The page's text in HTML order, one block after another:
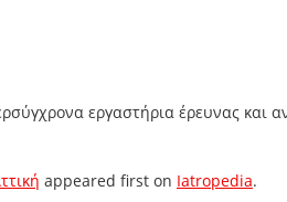
εργαστήρια έρευνας και
appeared first on Iatropedia.